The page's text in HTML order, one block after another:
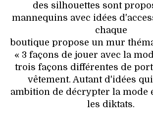
des silhouettes sont
mannequins avec idées
chaque
boutique propose un mur
« 3 façons de jouer avec la
trois façons différentes de
vêtement. Autant d'idées
ambition de décrypter la mode
les diktats.